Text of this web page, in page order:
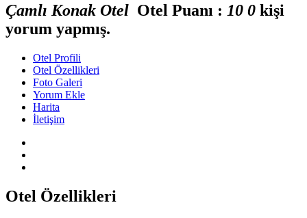
Çamlı Konak Otel Otel Puanı : 10 0 kişi
yorum yapmış.
Otel Profili
Otel Özellikleri
Foto Galeri
Yorum Ekle
Harita
İletişim
Otel Özellikleri